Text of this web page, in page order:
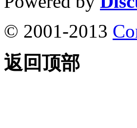
© 2001-2013
返回顶部